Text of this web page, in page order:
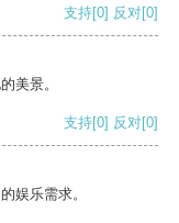
支持[0] 反对[0]
美景。
支持[0] 反对[0]
娱乐需求。